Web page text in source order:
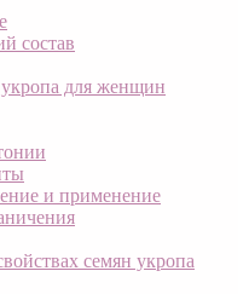
состав
для женщин
и применение
семян укропа